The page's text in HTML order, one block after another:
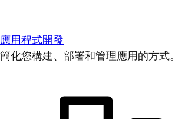
應用程式開發
簡化您構建、部署和管理應用的方式。